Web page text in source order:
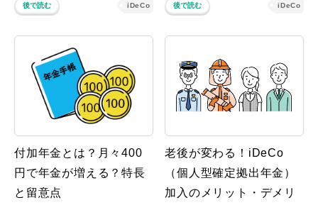
後で読む iDeCo 後で読む iDeCo
付加年金とは？月々400
円で年金が増える？特長
と留意点
老後が変わる！iDeCo
（個人型確定拠出年金）
加入のメリット・デメリ